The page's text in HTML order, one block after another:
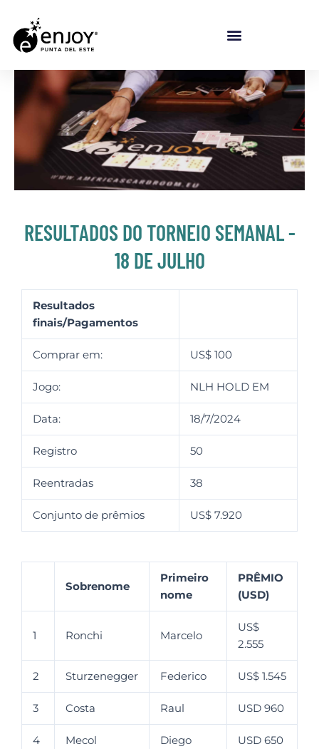
RESULTADOS DO TORNEIO SEMANAL -
18 DE JULHO
Resultados
finais/Pagamentos
Comprar em: US$ 100
Jogo: NLH HOLD EM
Data: 18/7/2024
Registro 50
Reentradas 38
Conjunto de prêmios US$ 7.920
Sobrenome
Primeiro
nome
PRÊMIO
(USD)
1 Ronchi Marcelo
US$
2.555
2 Sturzenegger Federico US$ 1.545
3 Costa Raul USD 960
4 Mecol Diego USD 650